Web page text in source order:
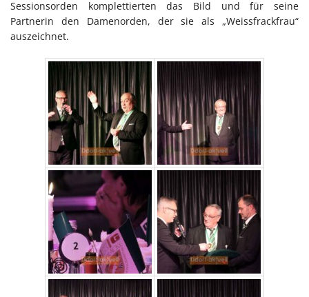
Sessionsorden komplettierten das Bild und für seine
Partnerin den Damenorden, der sie als „Weissfrackfrau“
auszeichnet.